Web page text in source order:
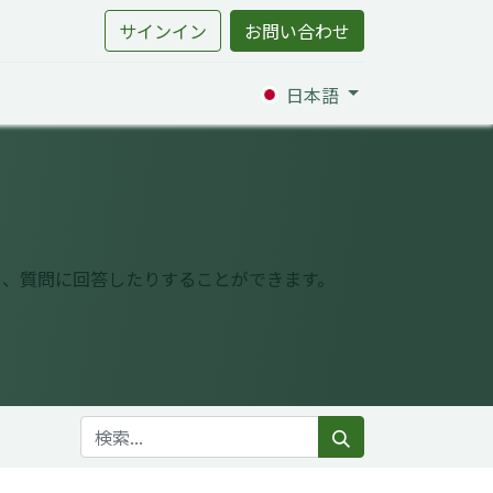
サインイン お問い合わせ
日本語
問に回答したりすることができます。